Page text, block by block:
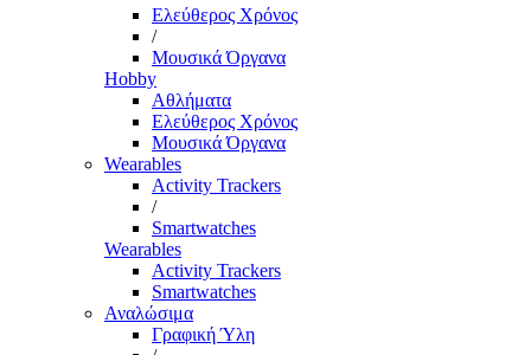
Ελεύθερος Χρόνος
/
Μουσικά Όργανα
Hobby
Αθλήματα
Ελεύθερος Χρόνος
Μουσικά Όργανα
Wearables
Activity Trackers
/
Smartwatches
Wearables
Activity Trackers
Smartwatches
Αναλώσιμα
Γραφική Ύλη